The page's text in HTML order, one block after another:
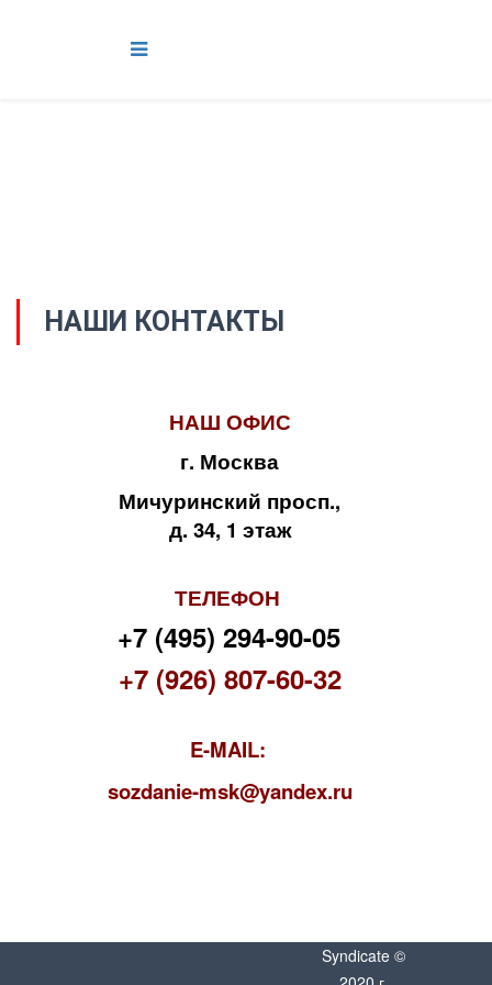
НАШИ КОНТАКТЫ
НАШ ОФИС
г. Москва
Мичуринский просп.,
д. 34, 1 этаж
ТЕЛЕФОН
+7 (495) 294-90-05
+7 (926) 807-60-32
E-MAIL:
sozdanie-msk@yandex.ru
Syndicate ©